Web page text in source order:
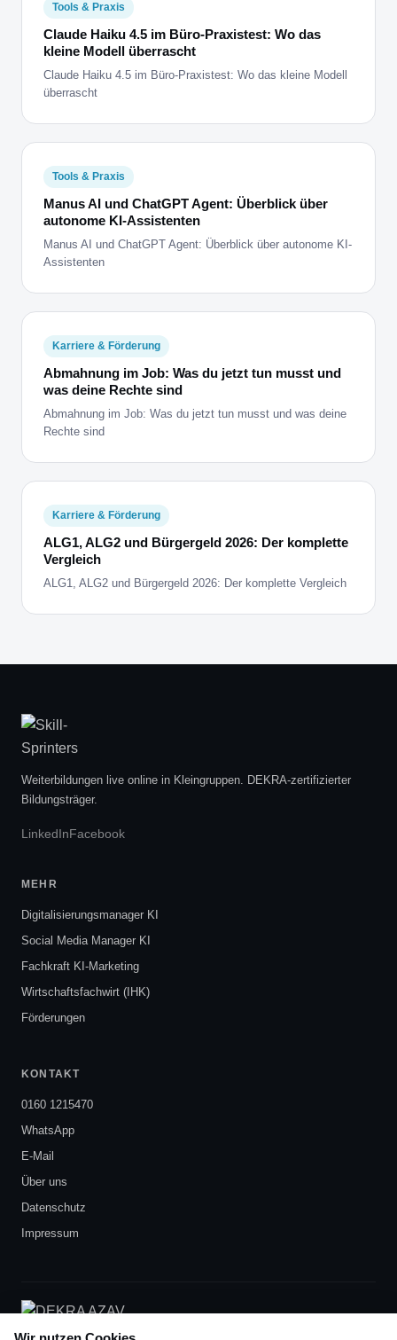
Tools & Praxis
Claude Haiku 4.5 im Büro-Praxistest: Wo das
kleine Modell überrascht
Claude Haiku 4.5 im Büro-Praxistest: Wo das kleine Modell
überrascht
Tools & Praxis
Manus AI und ChatGPT Agent: Überblick über
autonome KI-Assistenten
Manus AI und ChatGPT Agent: Überblick über autonome KI-
Assistenten
Karriere & Förderung
Abmahnung im Job: Was du jetzt tun musst und
was deine Rechte sind
Abmahnung im Job: Was du jetzt tun musst und was deine
Rechte sind
Karriere & Förderung
ALG1, ALG2 und Bürgergeld 2026: Der komplette
Vergleich
ALG1, ALG2 und Bürgergeld 2026: Der komplette Vergleich
Weiterbildungen live online in Kleingruppen. DEKRA-zertifizierter
Bildungsträger.
LinkedInFacebook
MEHR
Digitalisierungsmanager KI
Social Media Manager KI
Fachkraft KI-Marketing
Wirtschaftsfachwirt (IHK)
Förderungen
KONTAKT
0160 1215470
WhatsApp
E-Mail
Über uns
Datenschutz
Impressum
nach AZAV